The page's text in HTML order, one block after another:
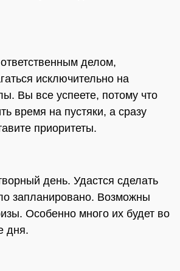
делом,
исключительно на
Вы все успеете, потому что
время на пустяки, а сразу
приоритеты.
день. Удастся сделать
запланировано. Возможны
Особенно много их будет во
дня.